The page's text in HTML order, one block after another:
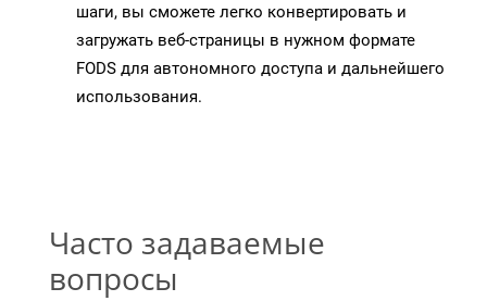
шаги, вы сможете легко конвертировать и
загружать веб-страницы в нужном формате
FODS для автономного доступа и дальнейшего
использования.
Часто задаваемые
вопросы